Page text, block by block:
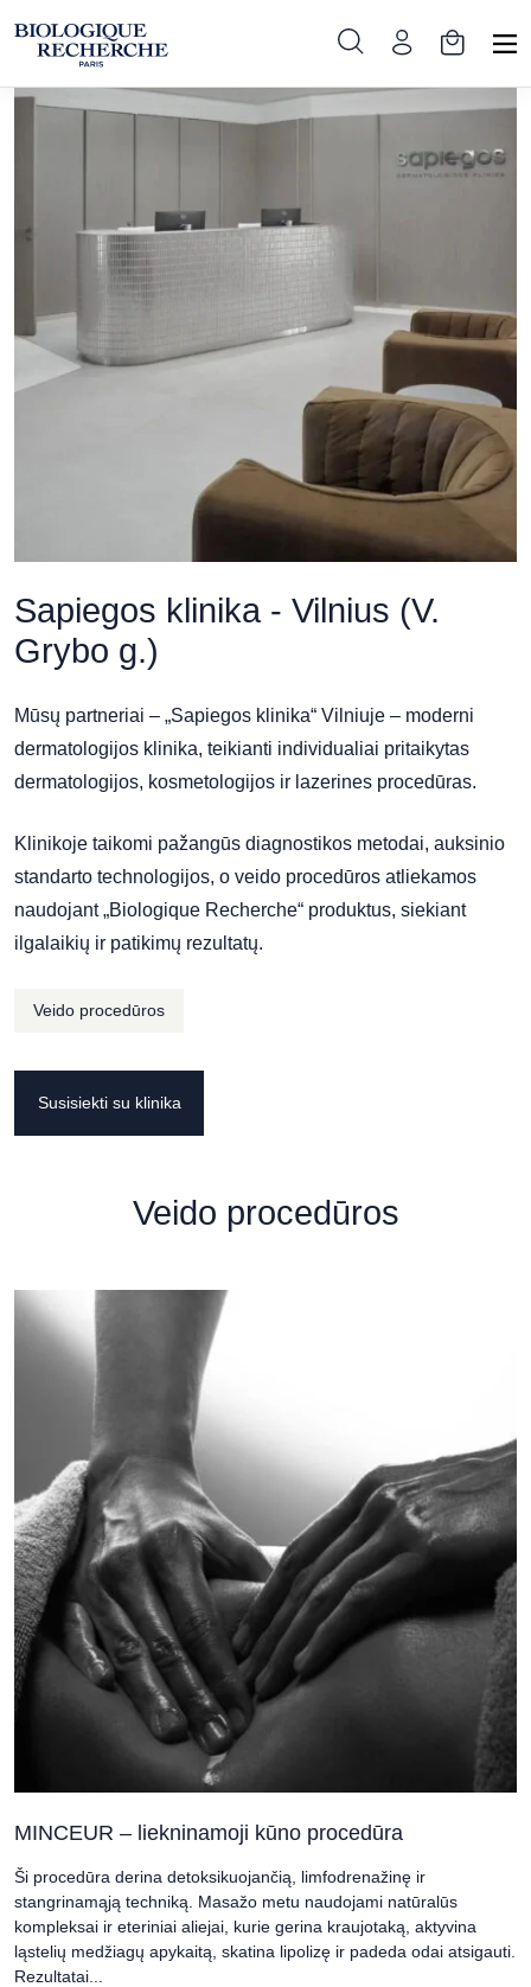
Pradinis»Partneriai» Sapiegos klinika - Vilnius (V. Grybo g.)
Sapiegos klinika - Vilnius (V.
Grybo g.)
Mūsų partneriai – „Sapiegos klinika“ Vilniuje – moderni
dermatologijos klinika, teikianti individualiai pritaikytas
dermatologijos, kosmetologijos ir lazerines procedūras.
Klinikoje taikomi pažangūs diagnostikos metodai, auksinio
standarto technologijos, o veido procedūros atliekamos
naudojant „Biologique Recherche“ produktus, siekiant
ilgalaikių ir patikimų rezultatų.
Veido procedūros
Susisiekti su klinika
Veido procedūros
MINCEUR – liekninamoji kūno procedūra
Ši procedūra derina detoksikuojančią, limfodrenažinę ir
stangrinamąją techniką. Masažo metu naudojami natūralūs
kompleksai ir eteriniai aliejai, kurie gerina kraujotaką, aktyvina
ląstelių medžiagų apykaitą, skatina lipolizę ir padeda odai atsigauti.
Rezultatai...